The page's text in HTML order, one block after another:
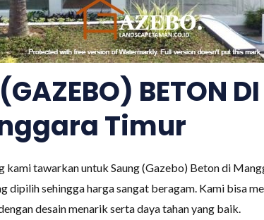
BETON
Timur
kami tawarkan untuk Saung (Gazebo) Beton di
dipilih sehingga harga sangat beragam. Kami bisa
desain menarik serta daya tahan yang baik.